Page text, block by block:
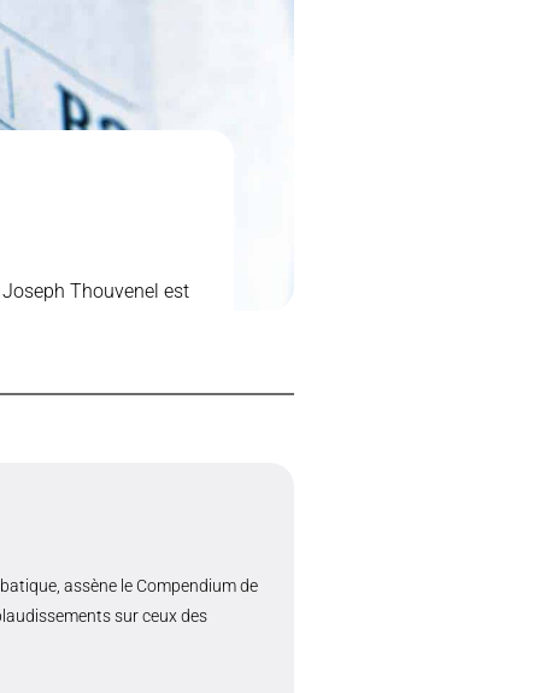
Thouvenel est
assène le Compendium de
sur ceux des